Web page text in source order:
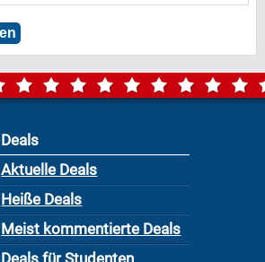
Deals
Aktuelle Deals
Heiße Deals
Meist kommentierte Deals
Deals für Studenten